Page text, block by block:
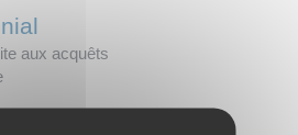
aux acquêts